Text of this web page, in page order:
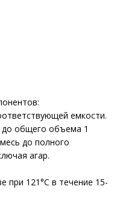
емкости.
до общего объема 1
до полного
агар.
при 121°C в течение 15-